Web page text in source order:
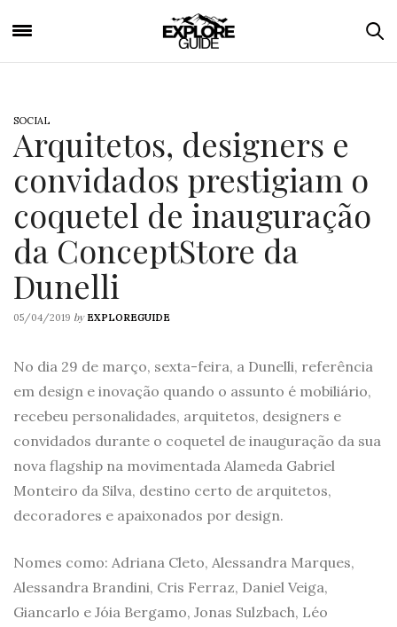
SOCIAL
Arquitetos, designers e
convidados prestigiam o
coquetel de inauguração
da ConceptStore da
Dunelli
05/04/2019 by EXPLOREGUIDE
No dia 29 de março, sexta-feira, a Dunelli, referência
em design e inovação quando o assunto é mobiliário,
recebeu personalidades, arquitetos, designers e
convidados durante o coquetel de inauguração da sua
nova flagship na movimentada Alameda Gabriel
Monteiro da Silva, destino certo de arquitetos,
decoradores e apaixonados por design.
Nomes como: Adriana Cleto, Alessandra Marques,
Alessandra Brandini, Cris Ferraz, Daniel Veiga,
Giancarlo e Jóia Bergamo, Jonas Sulzbach, Léo